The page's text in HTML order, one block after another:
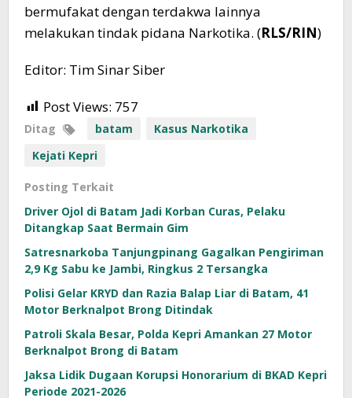
bermufakat dengan terdakwa lainnya
melakukan tindak pidana Narkotika. (RLS/RIN)
Editor: Tim Sinar Siber
Post Views: 757
Ditag batam
Kasus Narkotika
Kejati Kepri
Posting Terkait
Driver Ojol di Batam Jadi Korban Curas, Pelaku
Ditangkap Saat Bermain Gim
Satresnarkoba Tanjungpinang Gagalkan Pengiriman
2,9 Kg Sabu ke Jambi, Ringkus 2 Tersangka
Polisi Gelar KRYD dan Razia Balap Liar di Batam, 41
Motor Berknalpot Brong Ditindak
Patroli Skala Besar, Polda Kepri Amankan 27 Motor
Berknalpot Brong di Batam
Jaksa Lidik Dugaan Korupsi Honorarium di BKAD Kepri
Periode 2021-2026